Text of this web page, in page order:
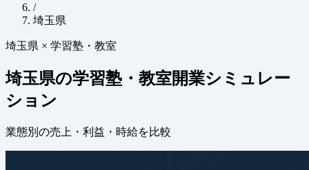
/
埼玉県
埼玉県 × 学習塾・教室
埼玉県の学習塾・教室開業シミュレー
ション
業態別の売上・利益・時給を比較